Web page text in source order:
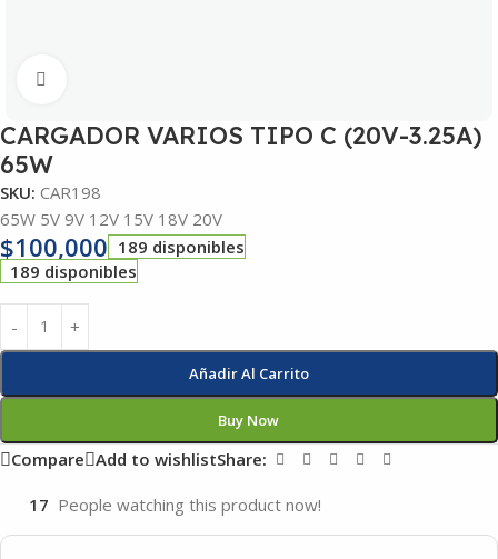
CARGADOR VARIOS TIPO C (20V-3.25A)
65W
SKU: CAR198
65W 5V 9V 12V 15V 18V 20V
$100,000 189 disponibles
189 disponibles
Añadir Al Carrito
Buy Now
Compare Add to wishlistShare:
17 People watching this product now!